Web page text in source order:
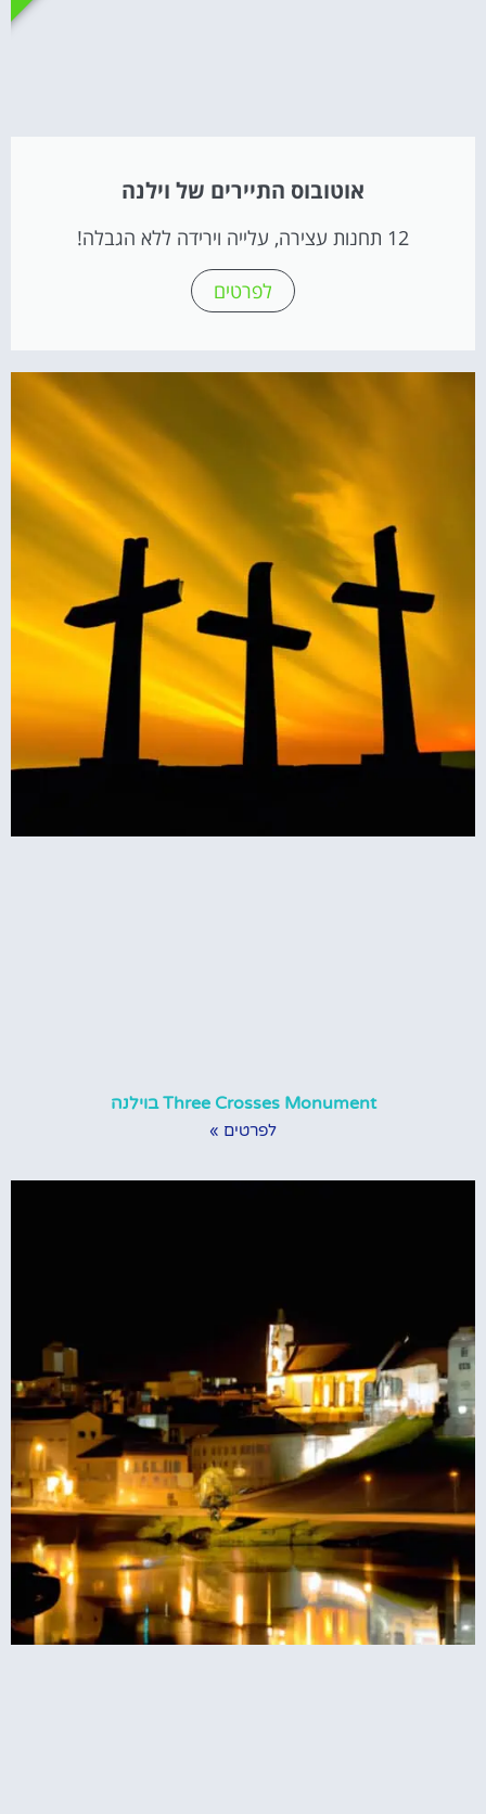
אוטובוס התיירים של וילנה
12 תחנות עצירה, עלייה וירידה ללא הגבלה!
לפרטים
Three Crosses Monument בוילנה
לפרטים »